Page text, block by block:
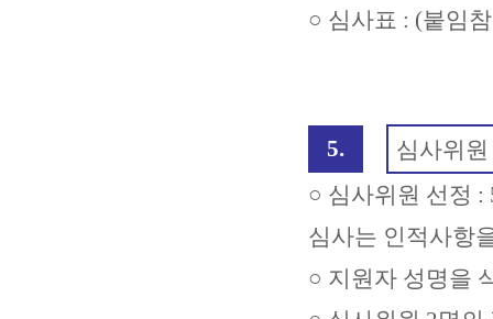
○ 심사표 : (붙임
5.
심사위
○ 심사위원 선정 :
심사는 인적사항
○ 지원자 성명을